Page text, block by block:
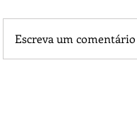
Escreva um comentário